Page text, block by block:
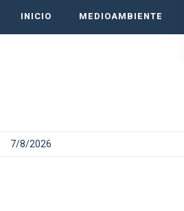
INICIO MEDIOAMBIENTE
7/8/2026